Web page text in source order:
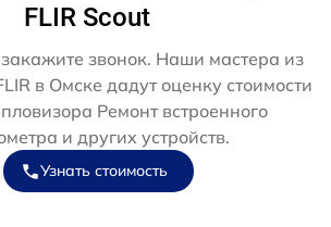
FLIR Scout
звонок. Наши мастера из
в Омске дадут оценку стоимости
Ремонт встроенного
и других устройств.
Узнать стоимость